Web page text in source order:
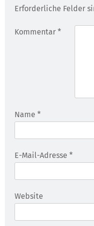
Erforderliche Felder
Kommentar *
Name *
E-Mail-Adresse *
Website